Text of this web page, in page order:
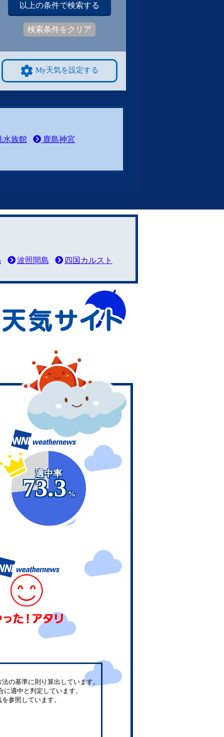
以上の条件で検索する
検索条件をクリア
My天気を設定する
水族館 鹿島神宮
波照間島 四国カルスト
適中率
73.3
%
の基準に則り算出しています。
に適中と判定しています。
参照しています。